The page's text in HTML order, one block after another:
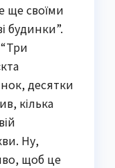
ще своїми
будинки”.
десятки
кілька
Ну,
щоб це